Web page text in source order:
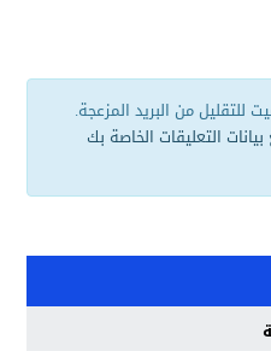
من البريد المزعجة.
التعليقات الخاصة بك